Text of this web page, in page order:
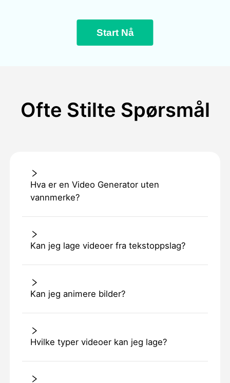
Start Nå
Ofte Stilte Spørsmål
Hva er en Video Generator uten
vannmerke?
Kan jeg lage videoer fra tekstoppslag?
Kan jeg animere bilder?
Hvilke typer videoer kan jeg lage?